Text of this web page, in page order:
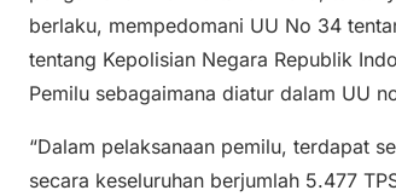
berlaku, mempedomani UU No 34
tentang Kepolisian Negara Republik
Pemilu sebagaimana diatur dalam UU
“Dalam pelaksanaan pemilu, terdapat
secara keseluruhan berjumlah 5.477